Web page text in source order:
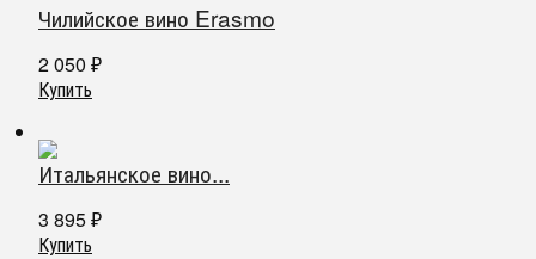
Чилийское вино Erasmo
2 050 ₽
Купить
Итальянское вино...
3 895 ₽
Купить